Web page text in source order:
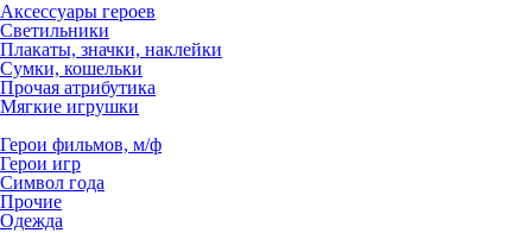
Аксессуары героев
Светильники
Плакаты, значки, наклейки
Сумки, кошельки
Прочая атрибутика
Мягкие игрушки
Герои фильмов, м/ф
Герои игр
Символ года
Прочие
Одежда